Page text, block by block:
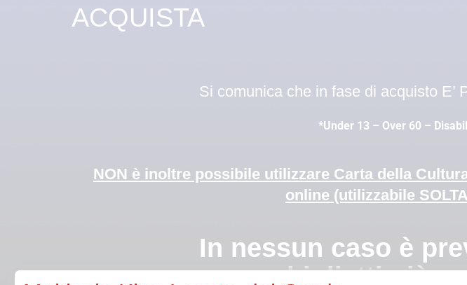
ACQUISTA
Si comunica che in fase di acquisto
*Under 13 – Over 60 –
NON è inoltre possibile utilizzare Carta della
online (utilizzabile
In nessun caso è
biglietti già